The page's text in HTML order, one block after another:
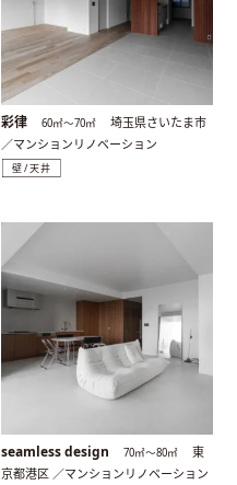
彩律 60㎡〜70㎡
埼玉県さいたま市
／マンションリノベーション
壁 / 天井
seamless design 70㎡〜80㎡
東
京都港区 ／マンションリノベーション